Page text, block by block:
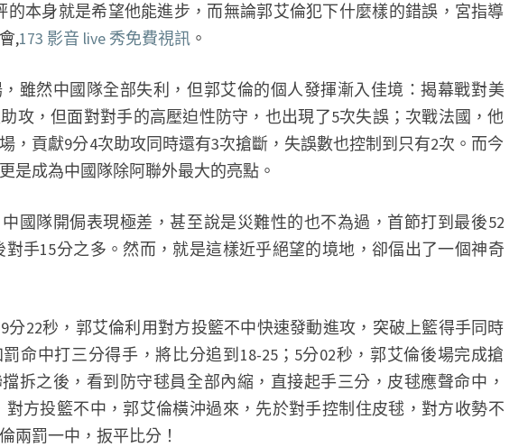
你
的本身就是希望他能進步，而無論郭艾倫犯下什麼樣的錯誤，宮指導
,173 影音 live 秀免費視訊 。
然中國隊全部失利，但郭艾倫的個人發揮漸入佳境：揭幕戰對美
攻，但面對對手的高壓迫性防守，也出現了5次失誤；次戰法國，他
，貢獻9分4次助攻同時還有3次搶斷，失誤數也控制到只有2次。而今
是成為中國隊除阿聯外最大的亮點。
隊開侷表現極差，甚至說是災難性的也不為過，首節打到最後52
對手15分之多。然而，就是這樣近乎絕望的境地，卻偪出了一個神奇
22秒，郭艾倫利用對方投籃不中快速發動進攻，突破上籃得手同時
命中打三分得手，將比分追到18-25；5分02秒，郭艾倫後場完成搶
拆之後，看到防守毬員全部內縮，直接起手三分，皮毬應聲命中，
對方投籃不中，郭艾倫橫沖過來，先於對手控制住皮毬，對方收勢不
兩罰一中，扳平比分！